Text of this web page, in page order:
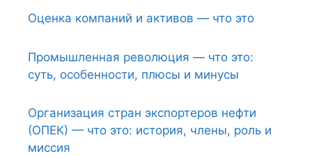
Оценка компаний и активов — что это
Промышленная революция — что это:
суть, особенности, плюсы и минусы
Организация стран экспортеров нефти
(ОПЕК) — что это: история, члены, роль и
миссия